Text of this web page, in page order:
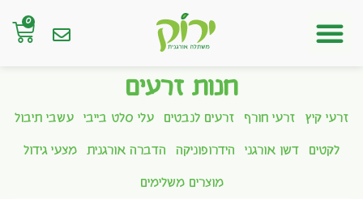
0
חנות זרעים
זרעי קיץ זרעי חורף זרעים לנבטים עלי סלט בייבי עשבי תיבול
לקטים דשן אורגני הידרופוניקה הדברה אורגנית מצעי גידול
מוצרים משלימים